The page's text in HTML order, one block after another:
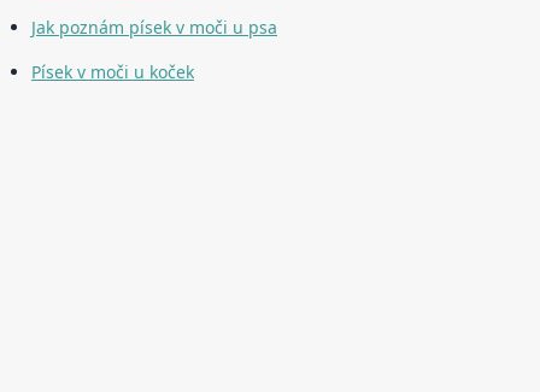
Jak poznám písek v moči u psa
Písek v moči u koček